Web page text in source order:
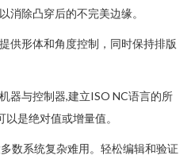
消除凸穿后的不完美边缘。
供形体和角度控制，同时保持排版
器与控制器,建立ISO NC语言的所
是绝对值或增量值。
数系统复杂难用。轻松编辑和验证